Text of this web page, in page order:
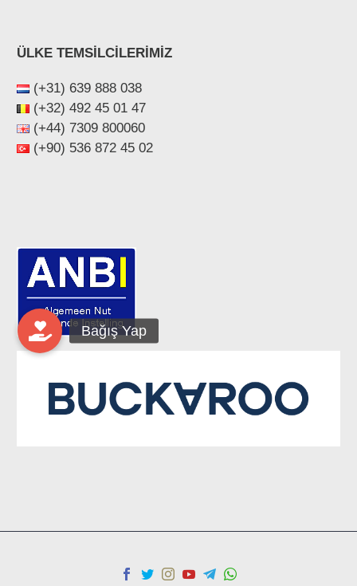
ÜLKE TEMSİLCİLERİMİZ
(+31) 639 888 038
(+32) 492 45 01 47
(+44) ‪7309 800060‬
(+90) 536 872 45 02